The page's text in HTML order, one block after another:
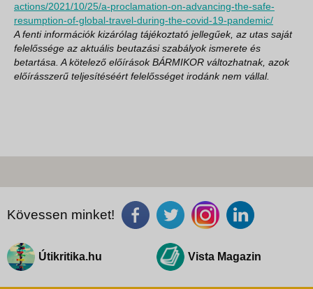
actions/2021/10/25/a-proclamation-on-advancing-the-safe-
resumption-of-global-travel-during-the-covid-19-pandemic/
A fenti információk kizárólag tájékoztató jellegűek, az utas saját
felelőssége az aktuális beutazási szabályok ismerete és
betartása. A kötelező előírások BÁRMIKOR változhatnak, azok
előírásszerű teljesítéséért felelősséget irodánk nem vállal.
Kövessen minket!
Útikritika.hu Vista Magazin